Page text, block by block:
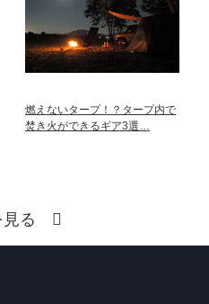
燃えないタープ！？タープ内で
焚き火ができるギア3選…
見る